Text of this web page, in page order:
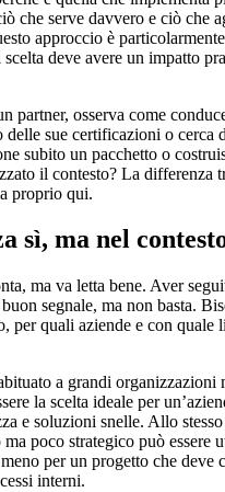
che serve davvero e ciò che
approccio è
deve avere un impatto
partner, osserva come
delle sue certificazioni o cerca
subito un pacchetto o
il contesto? La differenza
proprio qui.
sì, ma nel
ma va letta bene. Aver
segnale, ma non basta.
per quali aziende e con quale
a grandi organizzazioni
la scelta ideale per
e soluzioni snelle. Allo
poco strategico può essere
per un progetto che deve
interni.